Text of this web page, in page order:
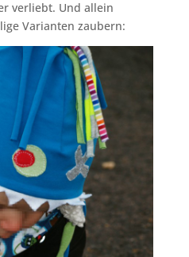
verliebt. Und allein
Varianten zaubern: